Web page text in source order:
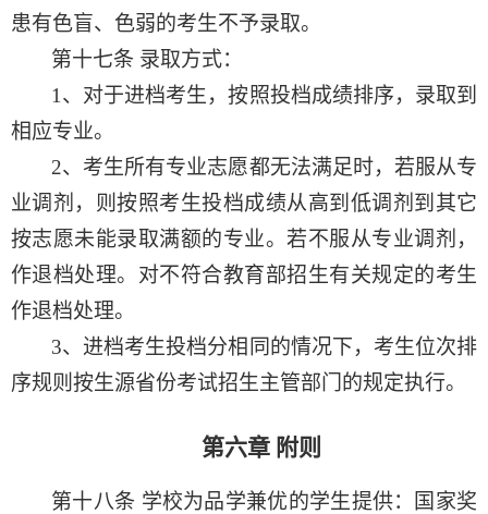
患有色盲、色弱的考生不予录取。
第十七条 录取方式：
1 、对于进档考生，按照投档成绩排序，录取到
相应专业。
2、考生所有专业志愿都无法满足时，若服从专
业调剂，则按照考生投档成绩从高到低调剂到其它
按志愿未能录取满额的专业。若不服从专业调剂，
作退档处理。对不符合教育部招生有关规定的考生
作退档处理。
3、进档考生投档分相同的情况下，考生位次排
序规则按生源省份考试招生主管部门的规定执行。
第六章 附则
第十八条 学校为品学兼优的学生提供：国家奖